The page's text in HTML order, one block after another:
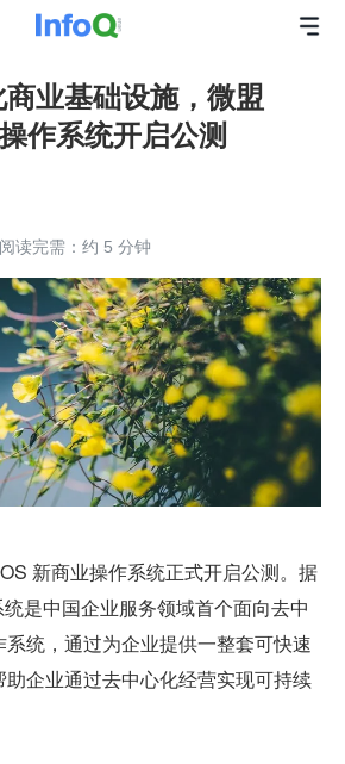
业基础设施，微盟
作系统开启公测
阅读完需：约 5 分钟
新商业操作系统正式开启公测。据
是中国企业服务领域首个面向去中
统，通过为企业提供一整套可快速
企业通过去中心化经营实现可持续